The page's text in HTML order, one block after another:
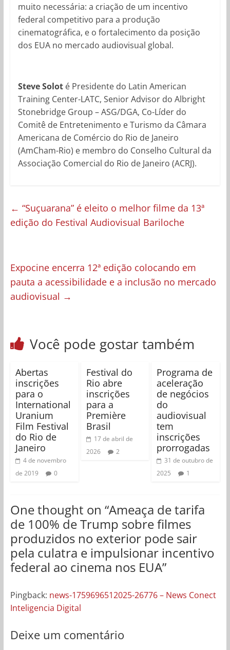
muito necessária: a criação de um incentivo
federal competitivo para a produção
cinematográfica, e o fortalecimento da posição
dos EUA no mercado audiovisual global.
Steve Soloté Presidente do Latin American
Training Center-LATC, Senior Advisor do Albright
Stonebridge Group – ASG/DGA, Co-Líder do
Comitê de Entretenimento e Turismo da Câmara
Americana de Comércio do Rio de Janeiro
(AmCham-Rio) e membro do Conselho Cultural da
Associação Comercial do Rio de Janeiro (ACRJ).
← “Suçuarana” é eleito o melhor filme da 13ª
edição do Festival Audiovisual Bariloche
Expocine encerra 12ª edição colocando em
pauta a acessibilidade e a inclusão no mercado
audiovisual →
Você pode gostar também
Abertas
inscrições
para o
International
Uranium
Film Festival
do Rio de
Janeiro
4 de novembro
de 2019
0
Festival do
Rio abre
inscrições
para a
Première
Brasil
17 de abril de
2026
2
Programa de
aceleração
de negócios
do
audiovisual
tem
inscrições
prorrogadas
31 de outubro de
2025
1
One thought on “Ameaça de tarifa
de 100% de Trump sobre filmes
produzidos no exterior pode sair
pela culatra e impulsionar incentivo
federal ao cinema nos EUA”
Pingback: news-1759696512025-26776 – News Conect
Inteligencia Digital
Deixe um comentário